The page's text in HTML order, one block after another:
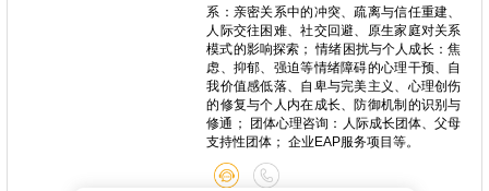
系：亲密关系中的冲突、疏离与信任重建、
人际交往困难、社交回避、原生家庭对关系
模式的影响探索； 情绪困扰与个人成长：焦
虑、抑郁、强迫等情绪障碍的心理干预、自
我价值感低落、自卑与完美主义、心理创伤
的修复与个人内在成长、防御机制的识别与
修通； 团体心理咨询：人际成长团体、父母
支持性团体； 企业EAP服务项目等。